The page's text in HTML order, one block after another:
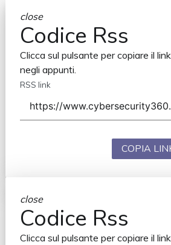
close
Codice Rss
Clicca sul pulsante per copiare il
negli appunti.
RSS link
COPIA
close
Codice Rss
Clicca sul pulsante per copiare il